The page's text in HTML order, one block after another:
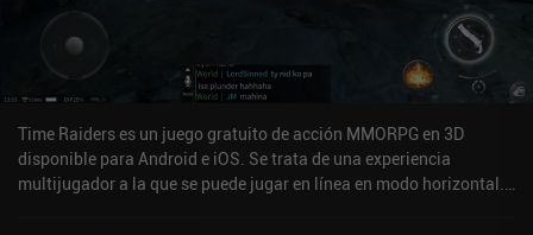
Time Raiders es un juego gratuito de acción MMORPG en 3D
disponible para Android e iOS. Se trata de una experiencia
multijugador a la que se puede jugar en línea en modo horizontal.